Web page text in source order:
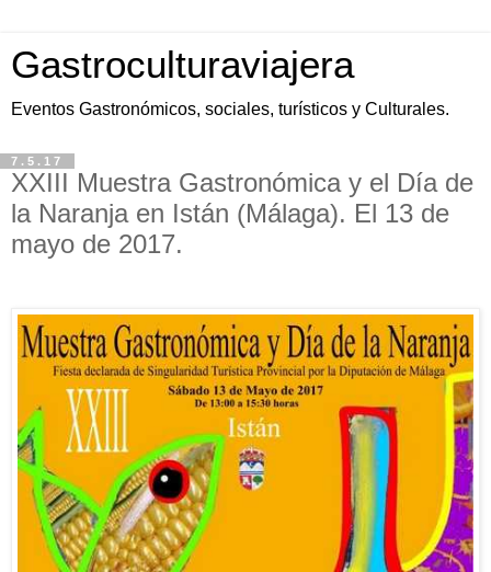
Gastroculturaviajera
Eventos Gastronómicos, sociales, turísticos y Culturales.
7.5.17
XXIII Muestra Gastronómica y el Día de
la Naranja en Istán (Málaga). El 13 de
mayo de 2017.